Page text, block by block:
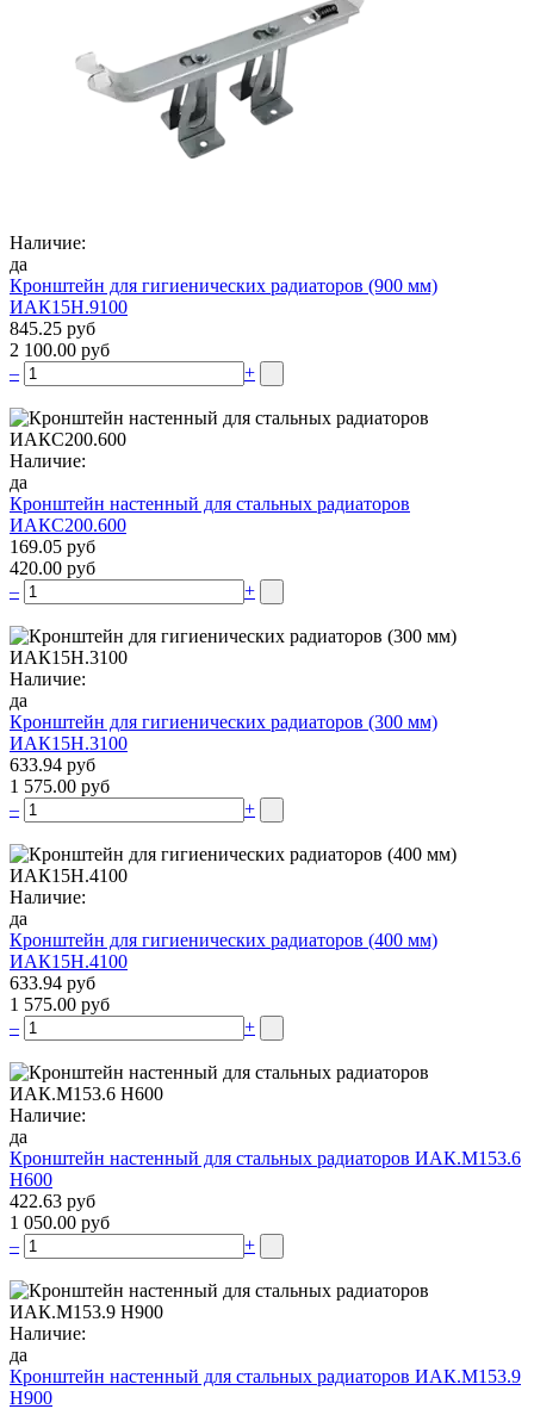
Наличие:
да
Кронштейн для гигиенических радиаторов (900 мм)
ИАК15Н.9100
845.25 руб
2 100.00 руб
–
+
Наличие:
да
Кронштейн настенный для стальных радиаторов
ИАКС200.600
169.05 руб
420.00 руб
–
+
Наличие:
да
Кронштейн для гигиенических радиаторов (300 мм)
ИАК15Н.3100
633.94 руб
1 575.00 руб
–
+
Наличие:
да
Кронштейн для гигиенических радиаторов (400 мм)
ИАК15Н.4100
633.94 руб
1 575.00 руб
–
+
Наличие:
да
Кронштейн настенный для стальных радиаторов ИАК.М153.6
Н600
422.63 руб
1 050.00 руб
–
+
Наличие:
да
Кронштейн настенный для стальных радиаторов ИАК.М153.9
Н900